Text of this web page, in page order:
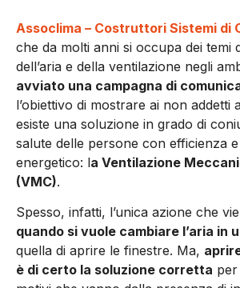
Assoclima – Costruttori Sistemi di
che da molti anni si occupa dei temi
dell’aria e della ventilazione negli
avviato una campagna di
l’obiettivo di mostrare ai non addetti
esiste una soluzione in grado di
salute delle persone con efficienza
energetico: la Ventilazione
(VMC).
Spesso, infatti, l’unica azione che
quando si vuole cambiare l’aria in
quella di aprire le finestre. Ma,
è di certo la soluzione corretta